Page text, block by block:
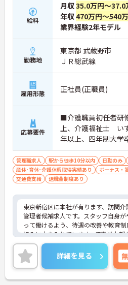
給料
月収35.0万円～37.0
年収470万円～540
業界経験2年モデル
勤務地
東京都 武蔵野市
ＪＲ総武線
雇用形態 正社員(正職員)
応募要件
■介護職員初任者研
上、介護福祉士 い
年以上、四年制大学
業界以外の業界経験
外でのマネジメント
管理職求人 駅から徒歩10分以内 日勤のみ
産休･育休･介護休暇取得実績あり
ボーナス・
交通費支給
退職金制度あり
東京新宿区に本社が有ります、訪問介
管理者候補求人です。スタッフ自身
って働けるよう、待遇の改善や教育制
組みに力を入れています。IT事業本部
務処理ソフトを導入しており、事務
その分ご利用者様への対応を重視する
す。入社後の研修はもちろん、介護技
修、マナー研修、資格取得のための
プに応じて用意されており安心して
詳細を見る